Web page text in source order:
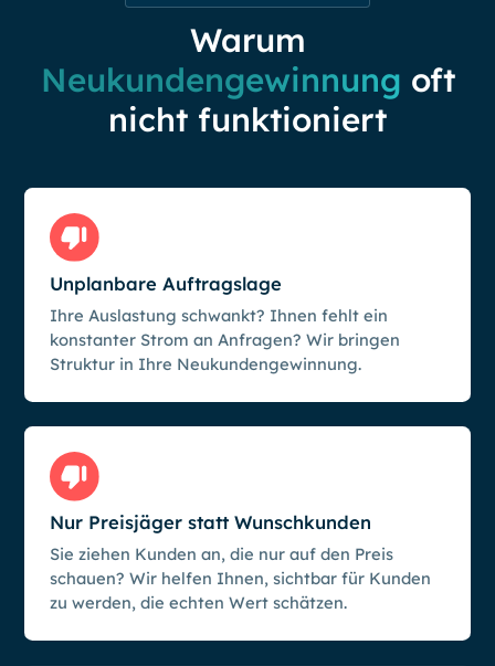
Warum
Neukundengewinnung oft
nicht funktioniert
Unplanbare Auftragslage
Ihre Auslastung schwankt? Ihnen fehlt ein
konstanter Strom an Anfragen? Wir bringen
Struktur in Ihre Neukundengewinnung.
Nur Preisjäger statt Wunschkunden
Sie ziehen Kunden an, die nur auf den Preis
schauen? Wir helfen Ihnen, sichtbar für Kunden
zu werden, die echten Wert schätzen.